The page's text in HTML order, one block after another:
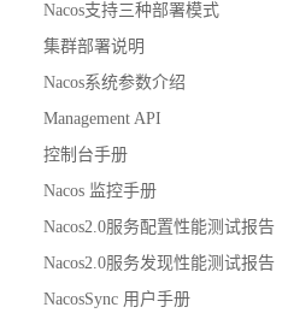
Nacos支持三种部署模式
集群部署说明
Nacos系统参数介绍
Management API
控制台手册
Nacos 监控手册
Nacos2.0服务配置性能测试报告
Nacos2.0服务发现性能测试报告
NacosSync 用户手册